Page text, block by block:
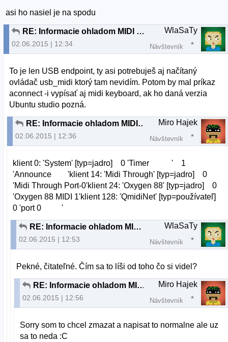
asi ho nasiel je na spodu
RE: Informacie ohladom MIDI keyboardu
02.06.2015 | 12:34
WlaSaTy
Návštevník
To je len USB endpoint, ty asi potrebuješ aj načítaný
ovládač usb_midi ktorý tam nevidím. Potom by mal príkaz
aconnect -i vypísať aj midi keyboard, ak ho daná verzia
Ubuntu studio pozná.
RE: Informacie ohladom MIDI keyboardu
02.06.2015 | 12:36
Miro Hajek
Návštevník
klient 0: 'System' [typ=jadro] 0 'Timer ' 1
'Announce 'klient 14: 'Midi Through' [typ=jadro] 0
'Midi Through Port-0'klient 24: 'Oxygen 88' [typ=jadro] 0
'Oxygen 88 MIDI 1'klient 128: 'QmidiNet' [typ=používateľ]
0 'port 0 '
RE: Informacie ohladom MIDI keyboardu
02.06.2015 | 12:53
WlaSaTy
Návštevník
Pekné, čitateľné. Čím sa to líši od toho čo si videl?
RE: Informacie ohladom MIDI keyboardu
02.06.2015 | 12:56
Miro Hajek
Návštevník
Sorry som to chcel zmazat a napisat to normalne ale uz
sa to neda :C